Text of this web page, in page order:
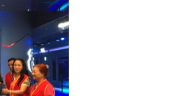
幻世界盛大
现在起，
打造的飞